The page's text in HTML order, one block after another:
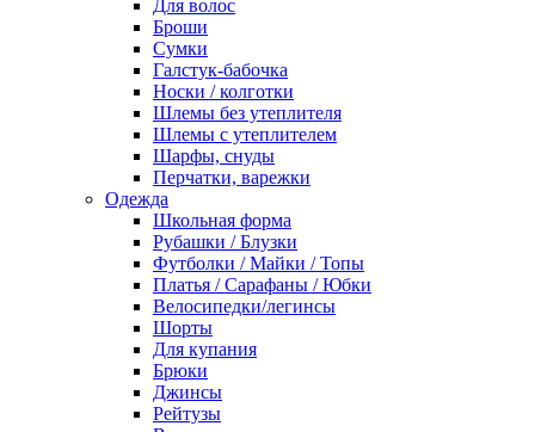
Для волос
Броши
Сумки
Галстук-бабочка
Носки / колготки
Шлемы без утеплителя
Шлемы с утеплителем
Шарфы, снуды
Перчатки, варежки
Одежда
Школьная форма
Рубашки / Блузки
Футболки / Майки / Топы
Платья / Сарафаны / Юбки
Велосипедки/легинсы
Шорты
Для купания
Брюки
Джинсы
Рейтузы